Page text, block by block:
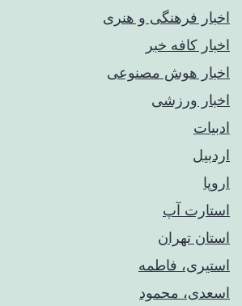
اخبار فرهنگی و هنری
اخبار کافه خبر
اخبار هوش مصنوعی
اخبار ورزشی
ادبیات
اردبیل
اروپا
استارت آپ
استان تهران
استیری، فاطمه
اسعدی، محمود